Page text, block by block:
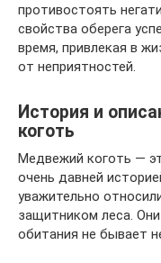
противостоять
свойства оберега
время, привлекая в
от неприятностей.
История и
коготь
Медвежий коготь —
очень давней
уважительно
защитником леса.
обитания не бывает